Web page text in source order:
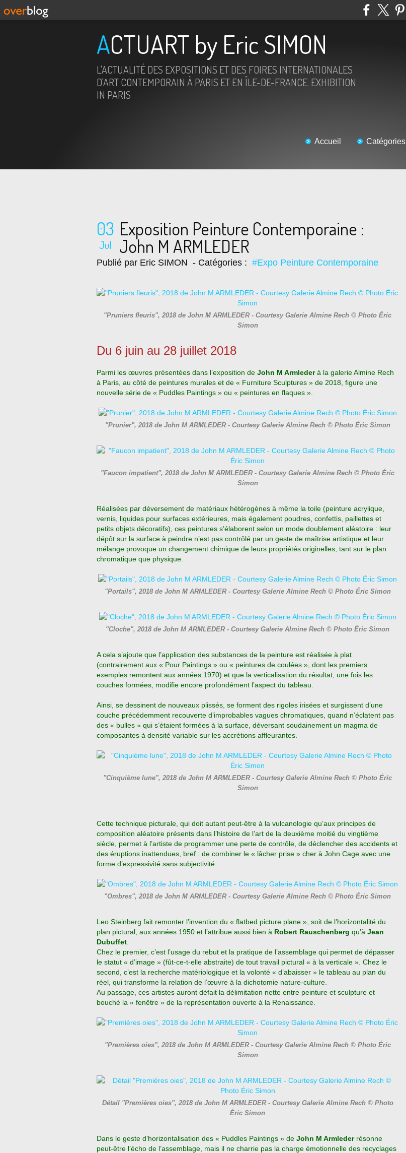
ACTUART by Eric SIMON
L'ACTUALITÉ DES EXPOSITIONS ET DES FOIRES INTERNATIONALES
D'ART CONTEMPORAIN À PARIS ET EN ÎLE-DE-FRANCE. EXHIBITION
IN PARIS
Accueil Catégories
03
Jul
Exposition Peinture Contemporaine :
John M ARMLEDER
Publié par Eric SIMON - Catégories : #Expo Peinture Contemporaine
"Pruniers fleuris", 2018 de John M ARMLEDER - Courtesy Galerie Almine Rech © Photo Éric
Simon
Du 6 juin au 28 juillet 2018
Parmi les œuvres présentées dans l’exposition de John M Armlederà la galerie Almine Rech
à Paris, au côté de peintures murales et de « Furniture Sculptures » de 2018, figure une
nouvelle série de « Puddles Paintings » ou « peintures en flaques ».
"Prunier", 2018 de John M ARMLEDER - Courtesy Galerie Almine Rech © Photo Éric Simon
"Faucon impatient", 2018 de John M ARMLEDER - Courtesy Galerie Almine Rech © Photo Éric
Simon
Réalisées par déversement de matériaux hétérogènes à même la toile (peinture acrylique,
vernis, liquides pour surfaces extérieures, mais également poudres, confettis, paillettes et
petits objets décoratifs), ces peintures s’élaborent selon un mode doublement aléatoire : leur
dépôt sur la surface à peindre n’est pas contrôlé par un geste de maîtrise artistique et leur
mélange provoque un changement chimique de leurs propriétés originelles, tant sur le plan
chromatique que physique.
"Portails", 2018 de John M ARMLEDER - Courtesy Galerie Almine Rech © Photo Éric Simon
"Cloche", 2018 de John M ARMLEDER - Courtesy Galerie Almine Rech © Photo Éric Simon
A cela s’ajoute que l’application des substances de la peinture est réalisée à plat
(contrairement aux « Pour Paintings » ou « peintures de coulées », dont les premiers
exemples remontent aux années 1970) et que la verticalisation du résultat, une fois les
couches formées, modifie encore profondément l’aspect du tableau.
Ainsi, se dessinent de nouveaux plissés, se forment des rigoles irisées et surgissent d’une
couche précédemment recouverte d’improbables vagues chromatiques, quand n’éclatent pas
des « bulles » qui s’étaient formées à la surface, déversant soudainement un magma de
composantes à densité variable sur les accrétions affleurantes.
"Cinquième lune", 2018 de John M ARMLEDER - Courtesy Galerie Almine Rech © Photo Éric
Simon
Cette technique picturale, qui doit autant peut-être à la vulcanologie qu’aux principes de
composition aléatoire présents dans l’histoire de l’art de la deuxième moitié du vingtième
siècle, permet à l’artiste de programmer une perte de contrôle, de déclencher des accidents et
des éruptions inattendues, bref : de combiner le « lâcher prise » cher à John Cage avec une
forme d’expressivité sans subjectivité.
"Ombres", 2018 de John M ARMLEDER - Courtesy Galerie Almine Rech © Photo Éric Simon
Leo Steinberg fait remonter l’invention du « flatbed picture plane », soit de l’horizontalité du
plan pictural, aux années 1950 et l’attribue aussi bien à Robert Rauschenberg qu’à Jean
Dubuffet
Chez le premier, c’est l’usage du rebut et la pratique de l’assemblage qui permet de dépasser
le statut « d’image » (fût-ce-t-elle abstraite) de tout travail pictural « à la verticale ». Chez le
second, c’est la recherche matériologique et la volonté « d’abaisser » le tableau au plan du
réel, qui transforme la relation de l’œuvre à la dichotomie nature-culture.
Au passage, ces artistes auront défait la délimitation nette entre peinture et sculpture et
bouché la « fenêtre » de la représentation ouverte à la Renaissance.
"Premières oies", 2018 de John M ARMLEDER - Courtesy Galerie Almine Rech © Photo Éric
Simon
Détail "Premières oies", 2018 de John M ARMLEDER - Courtesy Galerie Almine Rech © Photo
Éric Simon
Dans le geste d’horizontalisation des « Puddles Paintings » de John M Armleder résonne
peut-être l’écho de l’assemblage, mais il ne charrie pas la charge émotionnelle des recyclages